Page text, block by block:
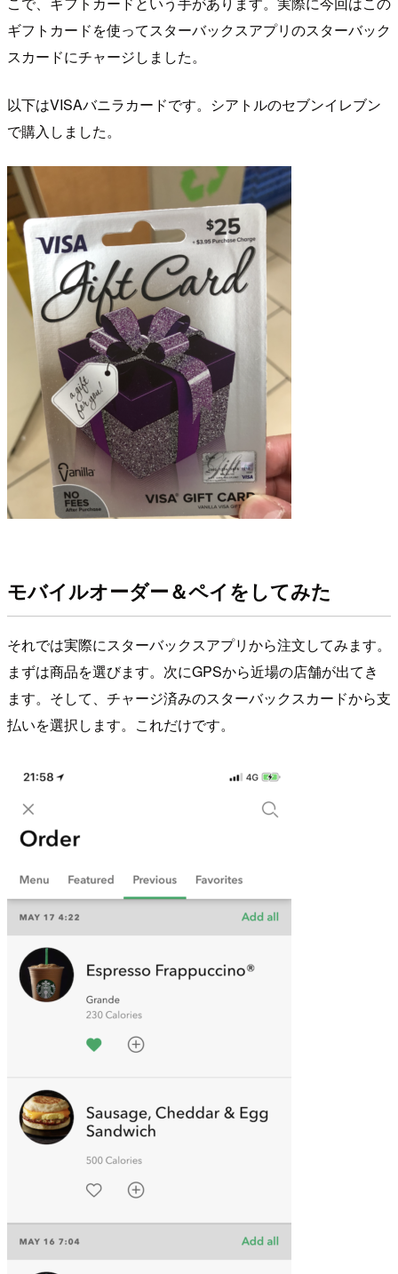
ギフトカードを使ってスターバックスアプリのスターバック
スカードにチャージしました。
以下はVISAバニラカードです。シアトルのセブンイレブン
で購入しました。
モバイルオーダー＆ペイをしてみた
それでは実際にスターバックスアプリから注文してみます。
まずは商品を選びます。次にGPSから近場の店舗が出てき
ます。そして、チャージ済みのスターバックスカードから支
払いを選択します。これだけです。